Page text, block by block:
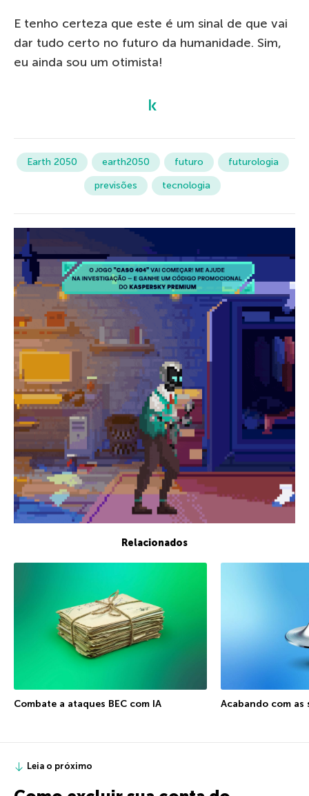
E tenho certeza que este é um sinal de que vai
dar tudo certo no futuro da humanidade. Sim,
eu ainda sou um otimista!
Earth 2050 earth2050 futuro
futurologia
previsões
tecnologia
Relacionados
Combate a ataques BEC com IA Acabando com
Leia o próximo